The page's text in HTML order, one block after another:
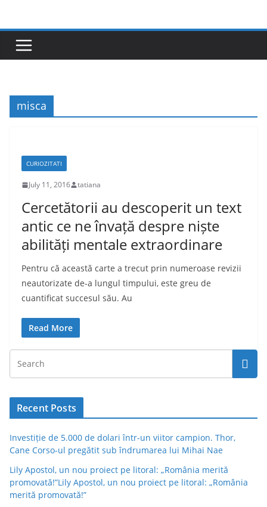
content
misca
CURIOZITATI
July 11, 2016 tatiana
Cercetătorii au descoperit un text
antic ce ne învață despre niște
abilități mentale extraordinare
Pentru că această carte a trecut prin numeroase revizii
neautorizate de-a lungul timpului, este greu de
cuantificat succesul său. Au
Read More
Recent Posts
Investiție de 5.000 de dolari într-un viitor campion. Thor,
Cane Corso-ul pregătit sub îndrumarea lui Mihai Nae
Lily Apostol, un nou proiect pe litoral: „România merită
promovată!”Lily Apostol, un nou proiect pe litoral: „România
merită promovată!”